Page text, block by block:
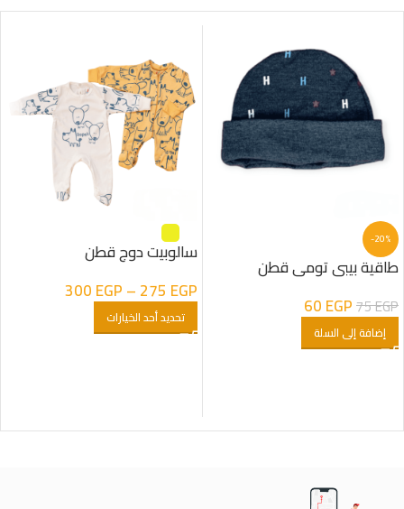
-20%
طاقية بيبى تومى قطن
75EGP
60EGP
إضافة إلى السلة
سالوبيت دوج قطن
275 EGP
–
300EGP
تحديد أحد الخيارات